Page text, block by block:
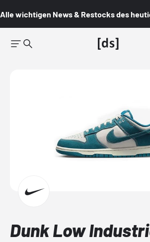
Alle wichtigen News & Restocks des
Dunk Low